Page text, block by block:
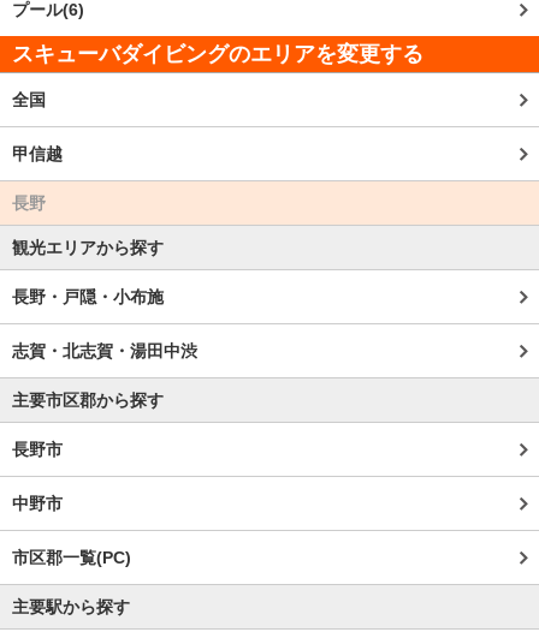
プール(6)
スキューバダイビングのエリアを変更する
全国
甲信越
長野
観光エリアから探す
長野・戸隠・小布施
志賀・北志賀・湯田中渋
主要市区郡から探す
長野市
中野市
市区郡一覧(PC)
主要駅から探す